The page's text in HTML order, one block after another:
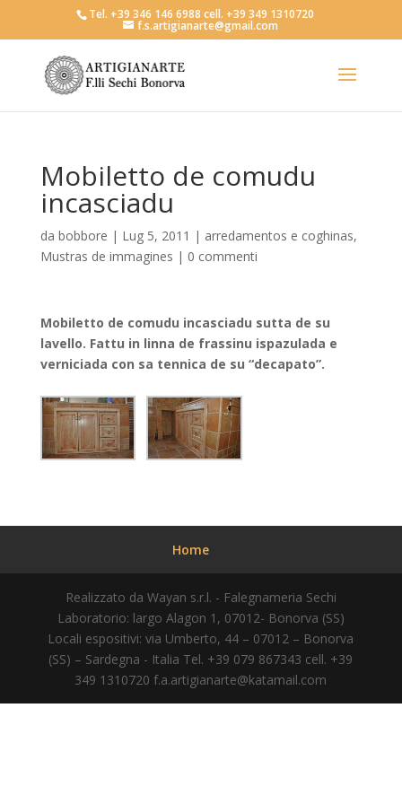
Tel. +39 346 146 6988 cell. +39 349 1310720
f.s.artigianarte@gmail.com
Mobiletto de comudu
incasciadu
da bobbore | Lug 5, 2011 | arredamentos e coghinas,
Mustras de immagines | 0 commenti
Mobiletto de comudu incasciadu sutta de su
lavello. Fattu in linna de frassinu ispazulada e
verniciada con sa tennica de su “decapato”.
Home
Realizzato da Wayan s.r.l. - Falegnameria Sechi
Laboratorio: largo Alagon 1, 07012- Bonorva (SS)
Locali espositivi: via Umberto, 44 – 07012 – Bonorva
(SS) – Sardegna - Italia Tel. +39 079 867343 cell. +39
349 1310720f.a.artigianarte@katamail.com